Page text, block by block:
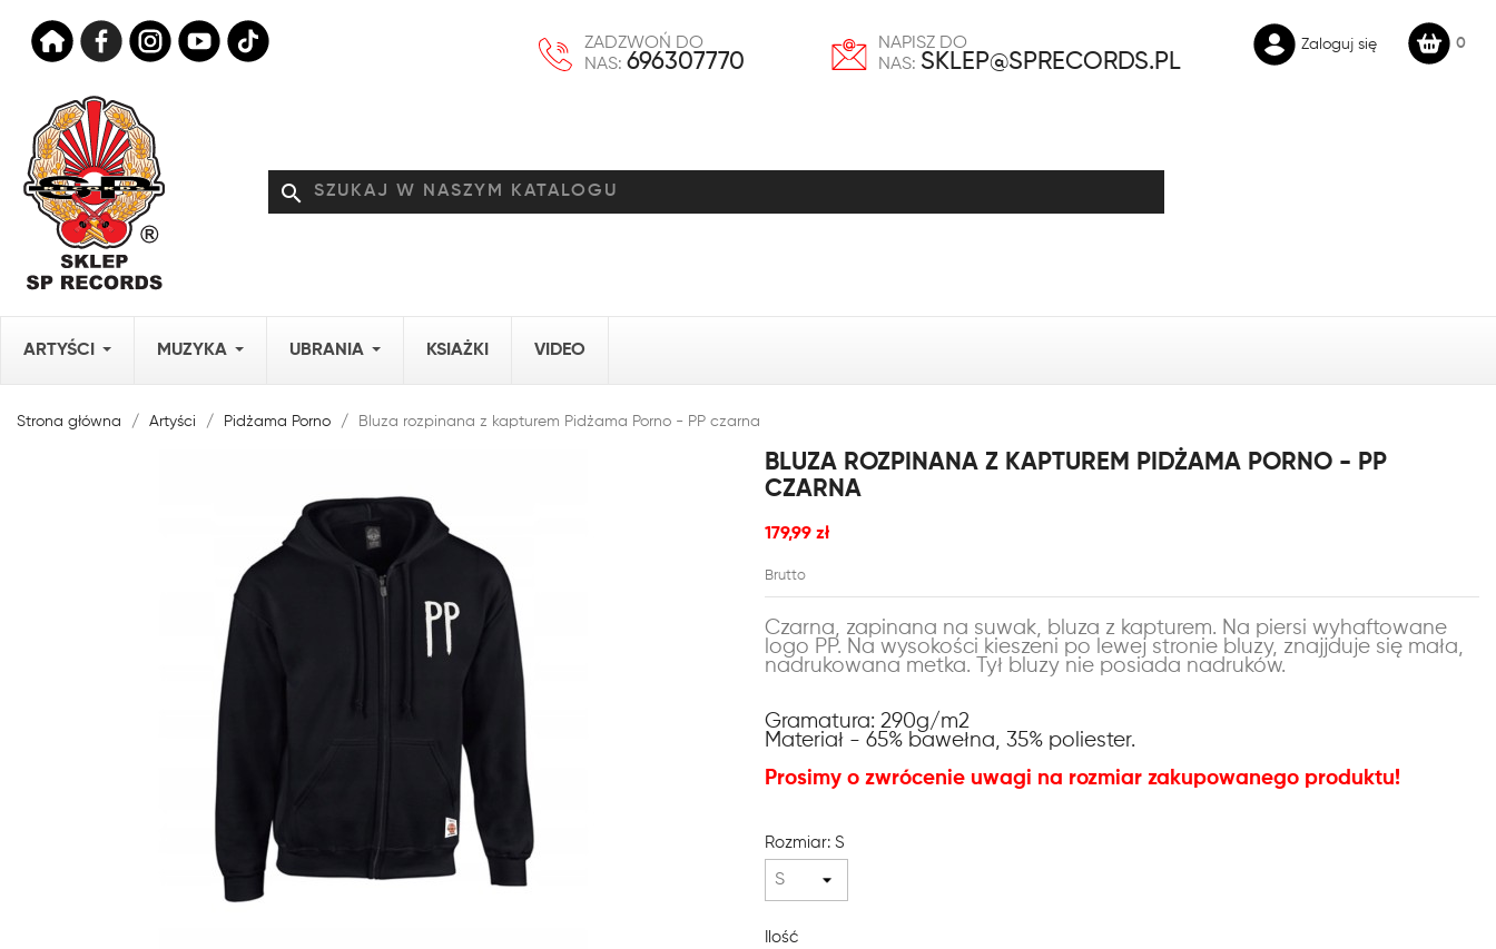
ZADZWOŃ DO
NAS: 696307770
NAPISZ DO
NAS: SKLEP@SPRECORDS.PL
Zaloguj się 0
search
ARTYŚCI MUZYKA UBRANIA KSIAŻKI VIDEO
Strona główna Artyści Pidżama Porno Bluza rozpinana z kapturem Pidżama Porno - PP czarna
BLUZA ROZPINANA Z KAPTUREM PIDŻAMA PORNO - PP
CZARNA
179,99 zł
Brutto
Czarna, zapinana na suwak, bluza z kapturem. Na piersi wyhaftowane
logo PP. Na wysokości kieszeni po lewej stronie bluzy, znajjduje się mała,
nadrukowana metka. Tył bluzy nie posiada nadruków.
Gramatura: 290g/m2
Materiał - 65% bawełna, 35% poliester.
Prosimy o zwrócenie uwagi na rozmiar zakupowanego produktu!
Rozmiar: S
Ilość